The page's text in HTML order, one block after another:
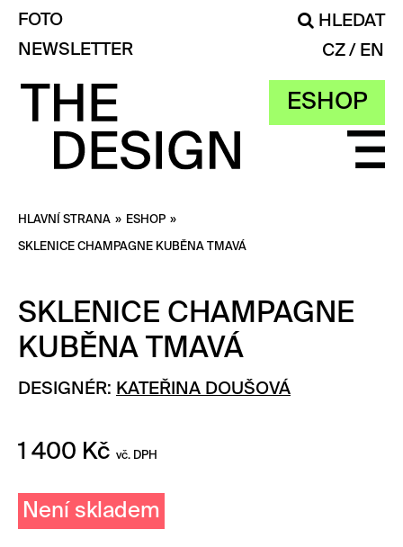
ESHOP
FOTO
HLEDAT
NEWSLETTER
CZ EN
HLAVNÍ STRANA » ESHOP »
SKLENICE CHAMPAGNE KUBĚNA TMAVÁ
SKLENICE CHAMPAGNE
KUBĚNA TMAVÁ
DESIGNÉR: KATEŘINA DOUŠOVÁ
1 400 Kč vč. DPH
Není skladem